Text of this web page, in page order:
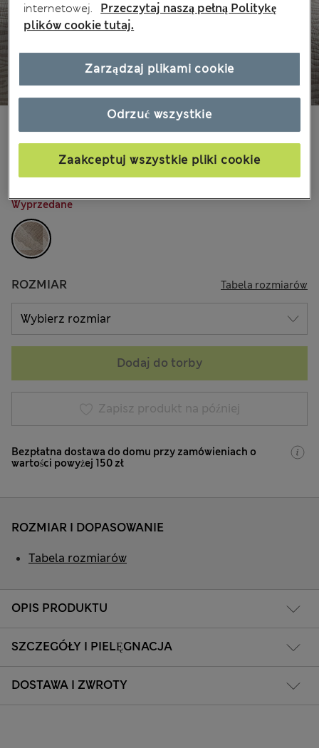
zł460,00
Wyprzedane
ROZMIAR Tabela rozmiarów
Dodaj do torby
Zapisz produkt na później
Bezpłatna dostawa do domu przy zamówieniach o
wartości powyżej 150 zł
OPIS PRODUKTU
SZCZEGÓŁY I PIELĘGNACJA
DOSTAWA I ZWROTY
ROZMIAR I DOPASOWANIE
Tabela rozmiarów
internetowej.
Przeczytaj naszą pełną Politykę
plików cookie tutaj.
Odrzuć wszystkie
Zaakceptuj wszystkie pliki cookie
Zarządzaj plikami cookie